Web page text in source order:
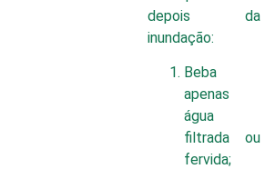
depois da
inundação:
Beba
apenas
água
filtrada ou
fervida;